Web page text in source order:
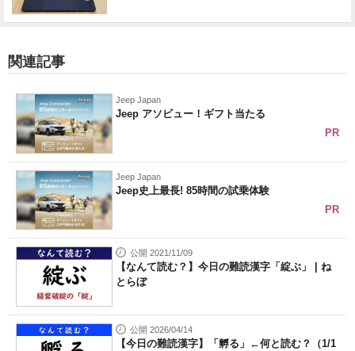
関連記事
Jeep Japan
Jeep アソビュー！ギフト当たる
PR
Jeep Japan
Jeep史上最長! 85時間の試乗体験
PR
公開 2021/11/09
【なんて読む？】今日の難読漢字「綻ぶ」 | ね
とらぼ
公開 2026/04/14
【今日の難読漢字】「孵る」←何と読む？（1/1